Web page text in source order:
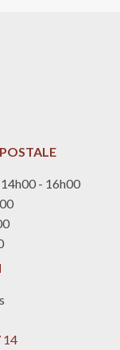
- 16h00
14